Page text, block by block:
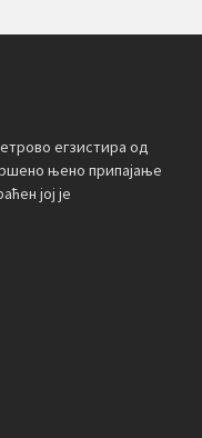
егзистира од
њено припајање
јој је